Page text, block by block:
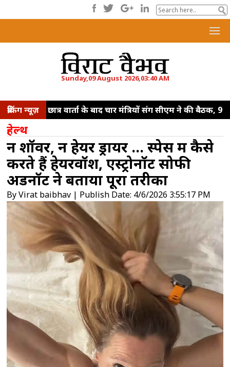
Sunday,09 August 2026,03:40 AM
ब्रेकिंग न्यूज़
छात्र वार्ता के बाद चार मंत्रियों संग सीएम ने की बैठक, 9
की संभावना
प्रयागराज में छात्रों से बोले राहुल गांधी,
रोजगार के सारे दरवाजे बंद
नई दिल्ली में पीएम मोदी
से मिले सीएम योगी, भाजपा अध्यक्ष नितिन नवीन से भी
की मुलाकात
'मैं तो बाबा बागेश्वर नहीं हूं',
आईआईटी दिल्ली के छात्रों से बोले पीएम मोदी
भारत
का मेड-टेक इकोसिस्टम तेजी से हो रहा मजबूत, घरेलू
विनिर्माण और सरकारी योजनाओं से मिली नई ताकत:
पीएम मोदी
'2023 में पारित महिला आरक्षण कानून
को बिना किसी शर्त के लागू करें', राहुल गांधी का रिजिजू
को जवाब
राहुल गांधी को महिला आरक्षण विधेयक
का समर्थन करने में कोई दिक्कत नहीं होनी चाहिए :
रिजिजू
ट्रंप ने रणनीतिक खनिज परियोजनाओं के
लिए 2 अरब डॉलर निवेश का किया ऐलान, रक्षा सप्लाई
चेन मजबूत करने पर जोर
हेल्थ
न शॉवर, न हेयर ड्रायर ... स्पेस में कैसे
करते हैं हेयरवॉश, एस्ट्रोनॉट सोफी
अडेंनॉट ने बताया पूरा तरीका
By Virat baibhav | Publish Date: 4/6/2026 3:55:17 PM